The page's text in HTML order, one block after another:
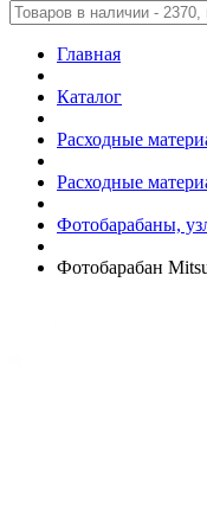
Главная
Каталог
Расходные
Расходные
Фотобарабаны,
Фотобарабан